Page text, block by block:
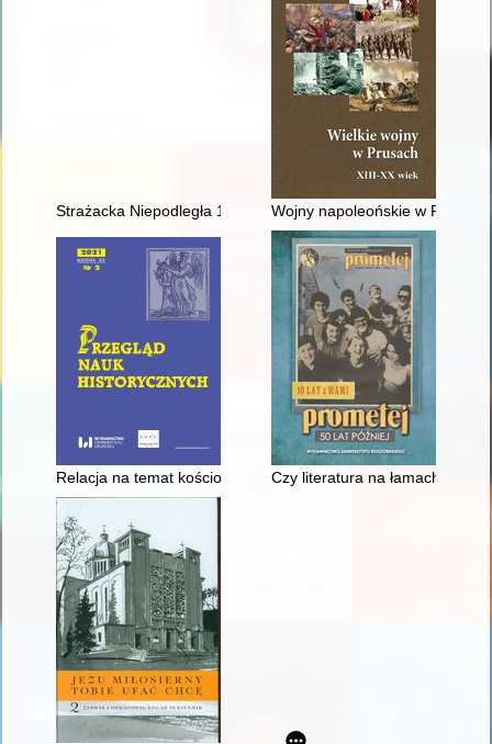
Strażacka Niepodległa 1918-1919-1920Wojny napoleońskie w
Relacja na temat kościoła parafialnego w Nawarzycach i
Czy literatura na łamach